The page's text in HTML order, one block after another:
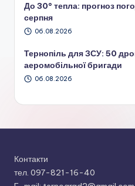
До 30° тепла: прогноз
серпня
06.08.2026
Тернопіль для ЗСУ: 50
аеромобільної бригади
06.08.2026
Контакти
тел. 097-821-16-40